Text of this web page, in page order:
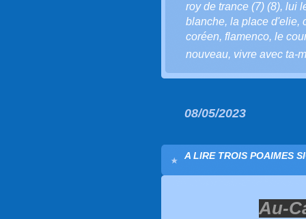
roy de trance (7) (8), lui
blanche, la place d'elie,
coréen, flamenco, le
nouveau, vivre avec ta-
08/05/2023
A LIRE TROIS POAIMES
Au-